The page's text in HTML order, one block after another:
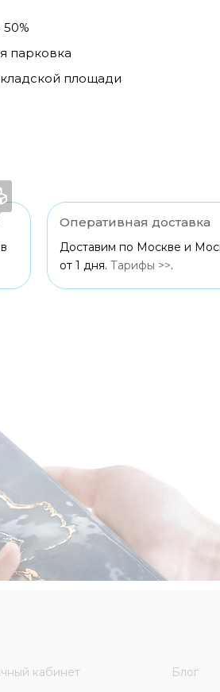
парковка
площади
Оперативная доставка
Доставим по Москве и
от 1 дня. Тарифы >>.
кабинет Блог